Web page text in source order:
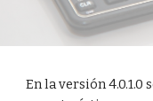
En la versión